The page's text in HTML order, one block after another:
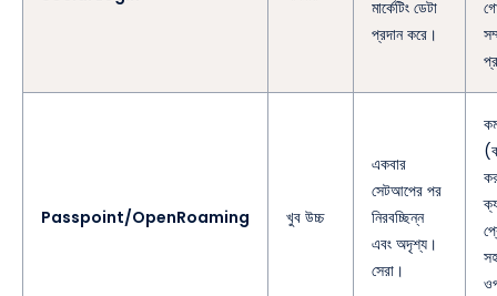
মার্কেটিং ডেটা
প্রদান করে।
Passpoint/OpenRoaming খুব উচ্চ
একবার
সেটআপের পর
নিরবচ্ছিন্ন
এবং অদৃশ্য।
সেরা।